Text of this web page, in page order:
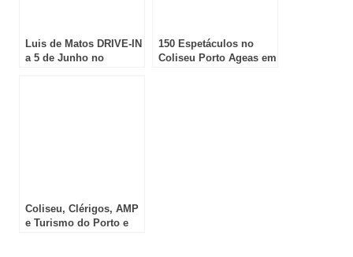
Luis de Matos DRIVE-IN
a 5 de Junho no
150 Espetáculos no
Coliseu Porto Ageas em
Coliseu, Clérigos, AMP
e Turismo do Porto e